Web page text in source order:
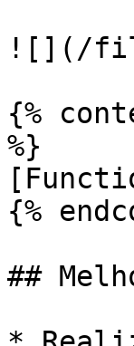
![](/
{%
%}
{%
##